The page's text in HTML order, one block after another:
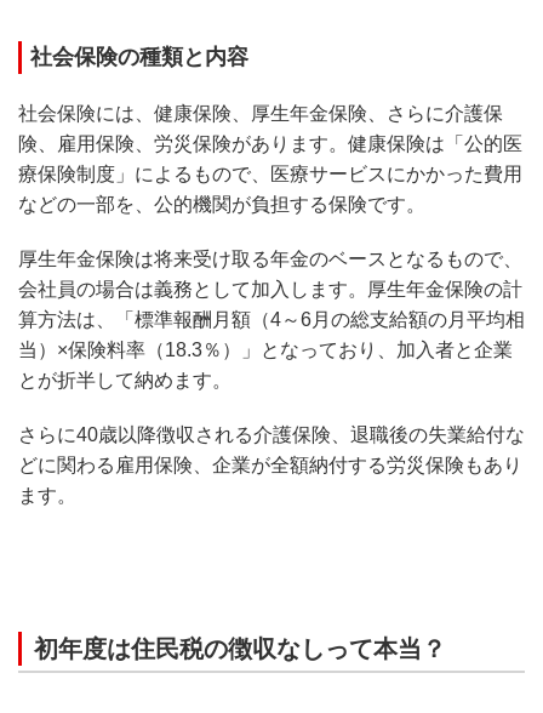
社会保険の種類と内容
社会保険には、健康保険、厚生年金保険、さらに介護保
険、雇用保険、労災保険があります。健康保険は「公的医
療保険制度」によるもので、医療サービスにかかった費用
などの一部を、公的機関が負担する保険です。
厚生年金保険は将来受け取る年金のベースとなるもので、
会社員の場合は義務として加入します。厚生年金保険の計
算方法は、「標準報酬月額（4～6月の総支給額の月平均相
当）×保険料率（18.3％）」となっており、加入者と企業
とが折半して納めます。
さらに40歳以降徴収される介護保険、退職後の失業給付な
どに関わる雇用保険、企業が全額納付する労災保険もあり
ます。
初年度は住民税の徴収なしって本当？